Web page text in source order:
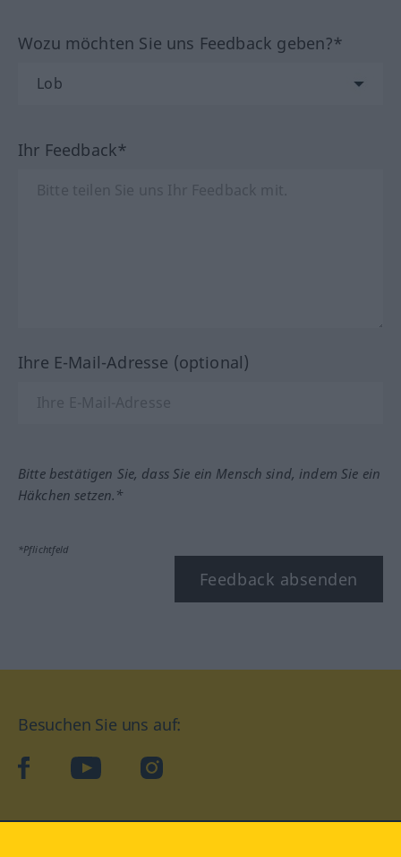
Wozu möchten Sie uns Feedback geben?*
Ihr Feedback*
Ihre E-Mail-Adresse (optional)
Bitte bestätigen Sie, dass Sie ein Mensch sind, indem Sie ein
Häkchen setzen.*
*Pflichtfeld
Feedback absenden
Besuchen Sie uns auf:
facebookYouTube Instagram